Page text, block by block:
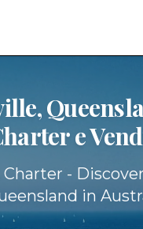
e
Charter -
in